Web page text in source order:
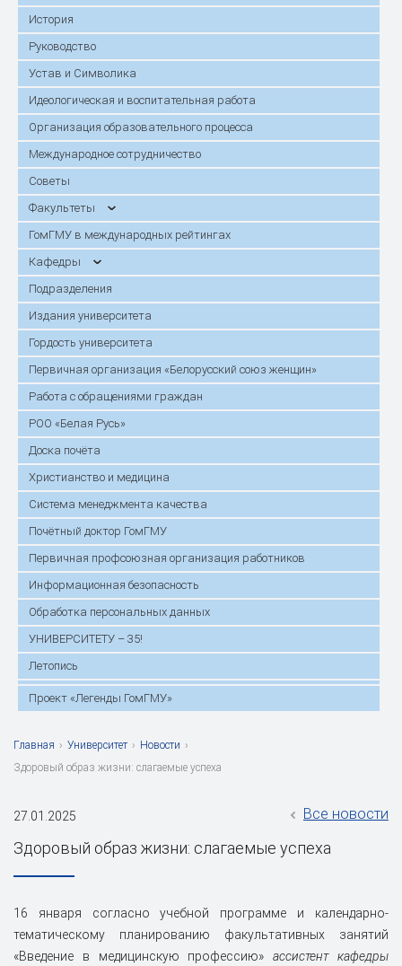
История
Руководство
Устав и Символика
Идеологическая и воспитательная работа
Организация образовательного процесса
Международное сотрудничество
Советы
Факультеты
ГомГМУ в международных рейтингах
Кафедры
Подразделения
Издания университета
Гордость университета
Первичная организация «Белорусский союз женщин»
Работа с обращениями граждан
РОО «Белая Русь»
Доска почёта
Христианство и медицина
Система менеджмента качества
Почётный доктор ГомГМУ
Первичная профсоюзная организация работников
Информационная безопасность
Обработка персональных данных
УНИВЕРСИТЕТУ – 35!
Летопись
Проект «Легенды ГомГМУ»
Главная › Университет › Новости ›
Здоровый образ жизни: слагаемые успеха
27.01.2025 Все новости
Здоровый образ жизни: слагаемые успеха
16 января согласно учебной программе и календарно-
тематическому планированию факультативных занятий
«Введение в медицинскую профессию»ассистент кафедры